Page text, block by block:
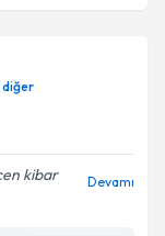
randevu
e-posta ile
diğer
kibar
Devamı